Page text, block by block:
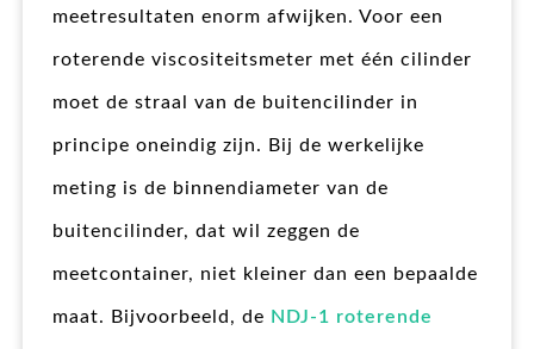
meetresultaten enorm afwijken. Voor een
roterende viscositeitsmeter met één cilinder
moet de straal van de buitencilinder in
principe oneindig zijn. Bij de werkelijke
meting is de binnendiameter van de
buitencilinder, dat wil zeggen de
meetcontainer, niet kleiner dan een bepaalde
maat. Bijvoorbeeld, de NDJ-1 roterende